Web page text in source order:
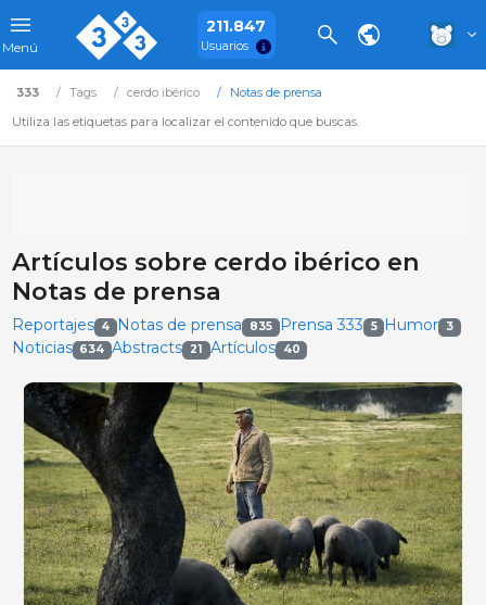
Menú
211.847
Usuarios
333 Tags cerdo ibérico
Notas de prensa
Utiliza las etiquetas para localizar el contenido que buscas.
Artículos sobre cerdo ibérico en
Notas de prensa
Reportajes 4 Notas de prensa 835 Prensa 333 5 Humor 3
Noticias 634 Abstracts 21 Artículos 40